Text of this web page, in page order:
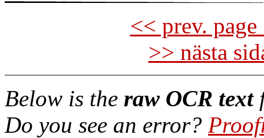
<< prev.
>> nästa
Below is the raw OCR text
Do you see an error?